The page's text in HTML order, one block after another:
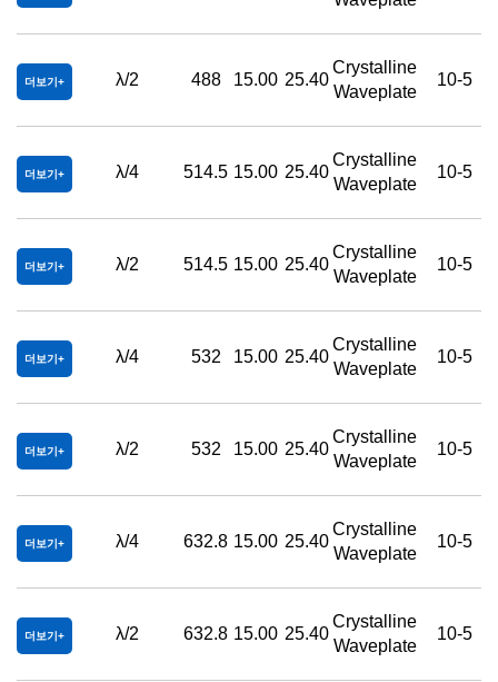
더보기 λ/2 488 15.00 25.40
Crystalline
Waveplate
10-5
더보기 λ/4 514.5 15.00 25.40
Crystalline
Waveplate
10-5
더보기 λ/2 514.5 15.00 25.40
Crystalline
Waveplate
10-5
더보기 λ/4 532 15.00 25.40
Crystalline
Waveplate
10-5
더보기 λ/2 532 15.00 25.40
Crystalline
Waveplate
10-5
더보기 λ/4 632.8 15.00 25.40
Crystalline
Waveplate
10-5
더보기 λ/2 632.8 15.00 25.40
Crystalline
Waveplate
10-5